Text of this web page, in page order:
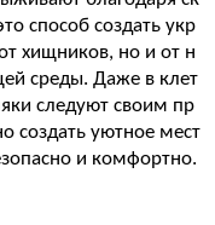
способ создать укр
хищников, но и от н
среды. Даже в клет
следуют своим пр
создать уютное мест
и комфортно.